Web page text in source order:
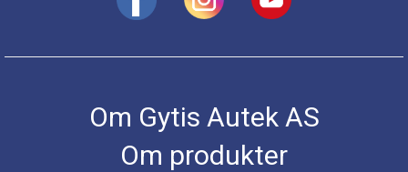
Om Gytis Autek AS
Om produkter